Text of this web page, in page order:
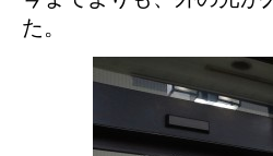
た。